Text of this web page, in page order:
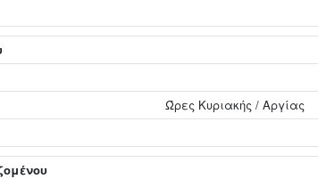
Ώρες Κυριακής / Αργίας